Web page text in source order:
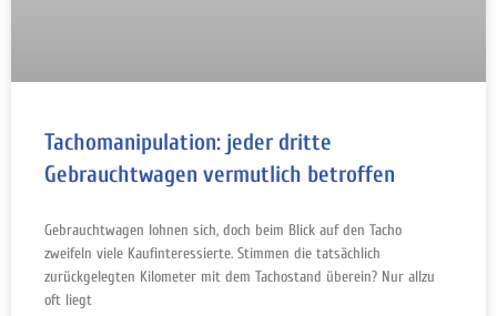
Tachomanipulation: jeder dritte
Gebrauchtwagen vermutlich betroffen
Gebrauchtwagen lohnen sich, doch beim Blick auf den Tacho
zweifeln viele Kaufinteressierte. Stimmen die tatsächlich
zurückgelegten Kilometer mit dem Tachostand überein? Nur allzu
oft liegt